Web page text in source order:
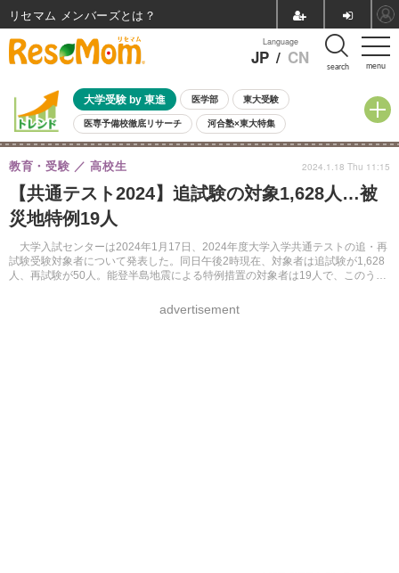
menu
Language
JP / CN search
大学受験 by 東進 医学部 東大受験
医専予備校徹底リサーチ 河合塾×東大特集
親子で考える大学選び 高校受験 中学受験 小学校受験
共通テスト 夏休み
8月開催イベント・WS 全国公立高校 過去問 人気記事
自由研究教材（小学生向け）
【共通テスト2024】追試験の対象1,628人…被
災地特例19人
大学入試センターは2024年1月17日、2024年度大学入学共通テストの追・再
試験受験対象者について発表した。同日午後2時現在、対象者は追試験が1,628
人、再試験が50人。能登半島地震による特例措置の対象者は19人で、このうち
教育・受験 高校生
advertisement
2024.1.18 Thu 11:15
リセマム メンバーズ